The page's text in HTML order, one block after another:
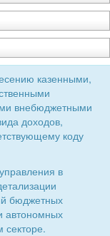
казенными,
внебюджетными
доходов,
коду
в
бюджетных
автономных
секторе.